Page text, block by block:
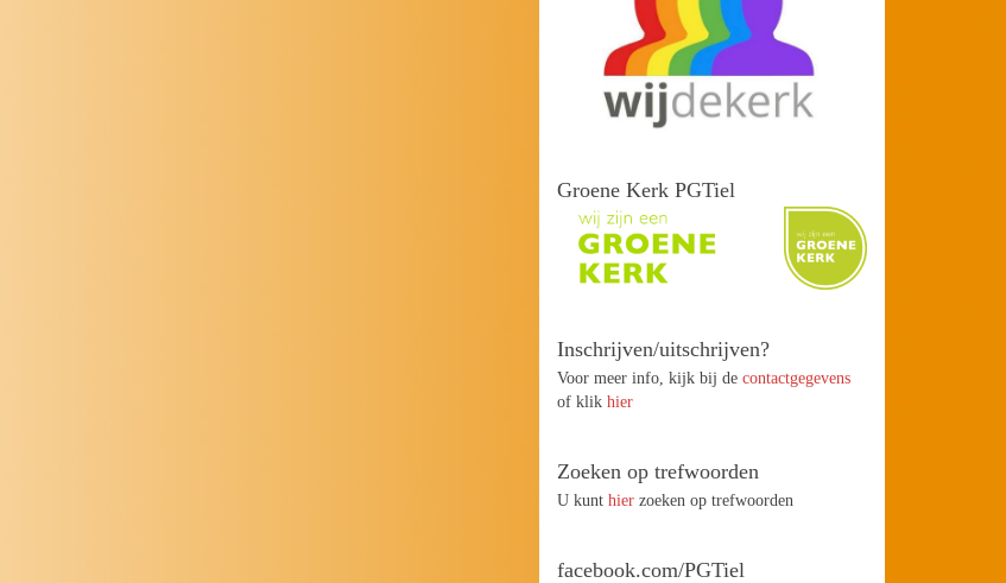
Groene Kerk PGTiel
Inschrijven/uitschrijven?
Voor meer info, kijk bij decontactgegevens
of klikhier
Zoeken op trefwoorden
U kunthier zoeken op trefwoorden
facebook.com/PGTiel